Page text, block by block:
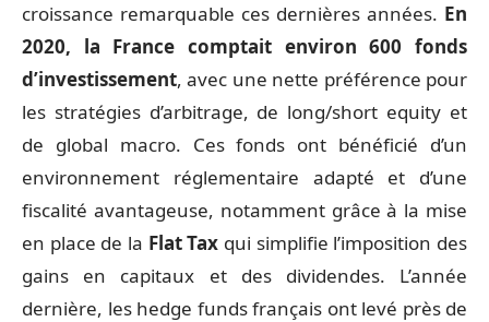
croissance remarquable ces dernières années. En
2020, la France comptait environ 600 fonds
d’investissement, avec une nette préférence pour
les stratégies d’arbitrage, de long/short equity et
de global macro. Ces fonds ont bénéficié d’un
environnement réglementaire adapté et d’une
fiscalité avantageuse, notamment grâce à la mise
en place de la Flat Tax qui simplifie l’imposition des
gains en capitaux et des dividendes. L’année
dernière, les hedge funds français ont levé près de